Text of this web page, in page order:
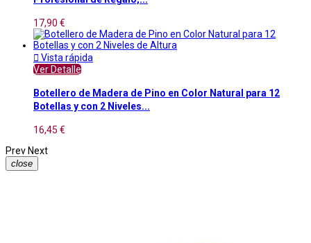
17,90 €
 Vista rápida
Ver Detalle
Botellero de Madera de Pino en Color Natural para 12
Botellas y con 2 Niveles...
16,45 €
PrevNext
close